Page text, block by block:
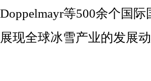
Doppelmayr等500余个国
展现全球冰雪产业的发展